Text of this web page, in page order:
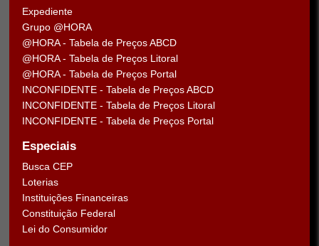
Expediente
Grupo @HORA
@HORA - Tabela de Preços ABCD
@HORA - Tabela de Preços Litoral
@HORA - Tabela de Preços Portal
INCONFIDENTE - Tabela de Preços ABCD
INCONFIDENTE - Tabela de Preços Litoral
INCONFIDENTE - Tabela de Preços Portal
Especiais
Busca CEP
Loterias
Instituições Financeiras
Constituição Federal
Lei do Consumidor